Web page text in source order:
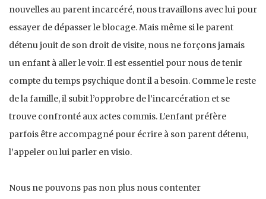
nouvelles au parent incarcéré, nous travaillons avec lui pour
essayer de dépasser le blocage. Mais même si le parent
détenu jouit de son droit de visite, nous ne forçons jamais
un enfant à aller le voir. Il est essentiel pour nous de tenir
compte du temps psychique dont il a besoin. Comme le reste
de la famille, il subit l’opprobre de l’incarcération et se
trouve confronté aux actes commis. L’enfant préfère
parfois être accompagné pour écrire à son parent détenu,
l’appeler ou lui parler en visio.
Nous ne pouvons pas non plus nous contenter